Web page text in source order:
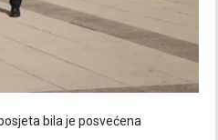
bila je posvećena